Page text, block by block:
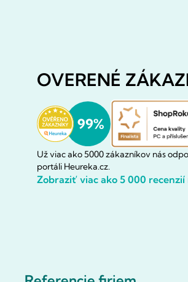
OVERENÉ
Už viac ako 5000 zákazníkov nás
portáli Heureka.cz.
Zobraziť viac ako 5 000 recenzií